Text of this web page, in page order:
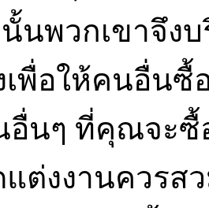
นพวกเขาจึง
พื่อให้คนอื่นซื้
อื่นๆ ที่คุณจะซื้
ต่งงานควรสว